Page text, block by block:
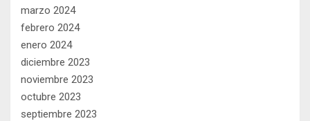
marzo 2024
febrero 2024
enero 2024
diciembre 2023
noviembre 2023
octubre 2023
septiembre 2023